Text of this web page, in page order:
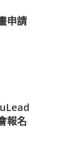
申請
報名